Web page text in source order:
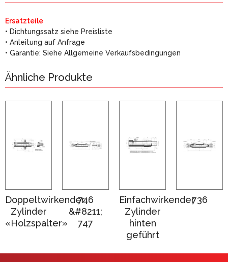
Ersatzteile
• Dichtungssatz siehe Preisliste
• Anleitung auf Anfrage
• Garantie: Siehe Allgemeine Verkaufsbedingungen
Ähnliche Produkte
Doppeltwirkender
Zylinder
«Holzspalter»
746
&#8211;
747
Einfachwirkender
Zylinder
hinten
geführt
736